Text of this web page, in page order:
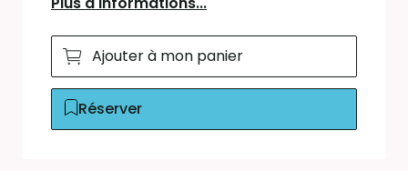
Ajouter à mon panier
Réserver